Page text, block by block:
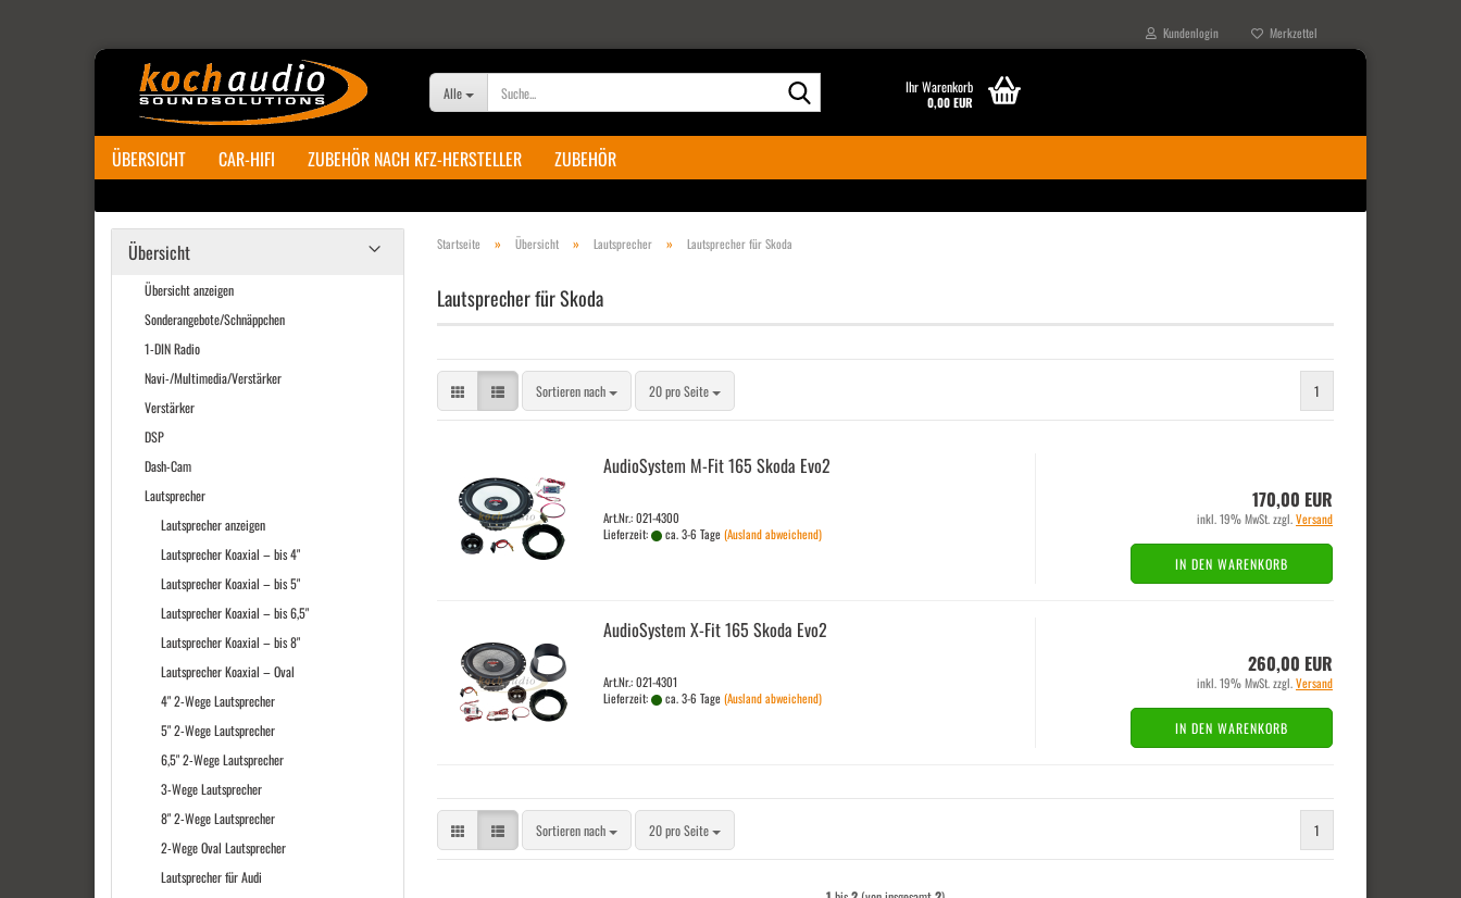
Kundenlogin Merkzettel
Alle Ihr Warenkorb
0,00 EUR
ÜBERSICHT CAR-HIFI ZUBEHÖR NACH KFZ-HERSTELLER ZUBEHÖR
Startseite » Übersicht » Lautsprecher » Lautsprecher für Skoda
Lautsprecher für Skoda
Sortieren nach
Sortieren nach 20 pro Seite
pro Seite 1
Au­dio­Sys­tem M-Fit 165 Skoda Evo2
Art.Nr.: 021-4300
Lieferzeit:
ca. 3-6 Tage(Ausland abweichend)
170,00 EUR
inkl. 19% MwSt. zzgl.Versand
IN DEN WARENKORB
Au­dio­Sys­tem X-Fit 165 Skoda Evo2
Art.Nr.: 021-4301
Lieferzeit:
ca. 3-6 Tage(Ausland abweichend)
260,00 EUR
inkl. 19% MwSt. zzgl.Versand
IN DEN WARENKORB
Sortieren nach
Sortieren nach 20 pro Seite
pro Seite 1
Übersicht
Übersicht anzeigen
Sonderangebote/Schnäppchen
1-DIN Radio
Navi-/Multimedia/Verstärker
Verstärker
DSP
Dash-Cam
Lautsprecher
Lautsprecher anzeigen
Lautsprecher Koaxial – bis 4"
Lautsprecher Koaxial – bis 5"
Lautsprecher Koaxial – bis 6,5"
Lautsprecher Koaxial – bis 8"
Lautsprecher Koaxial – Oval
4" 2-Wege Lautsprecher
5" 2-Wege Lautsprecher
6,5" 2-Wege Lautsprecher
3-Wege Lautsprecher
8" 2-Wege Lautsprecher
2-Wege Oval Lautsprecher
Lautsprecher für Audi